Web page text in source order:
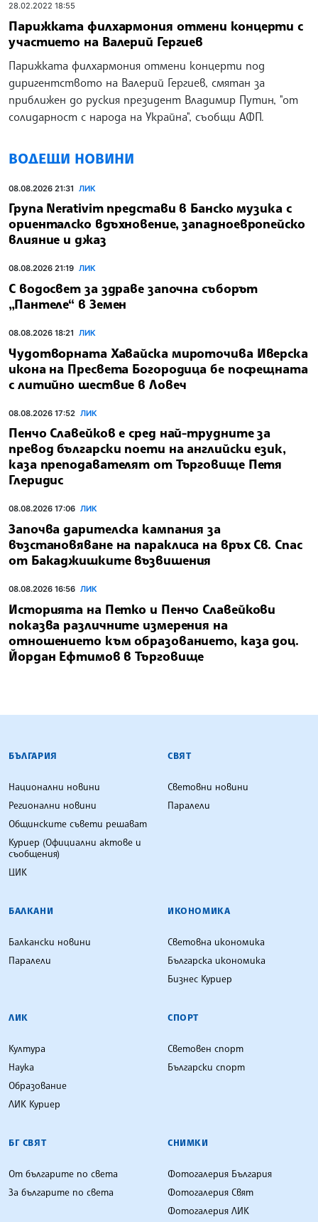
28.02.2022 18:55
Парижката филхармония отмени концерти с
участието на Валерий Гергиев
Парижката филхармония отмени концерти под
диригентството на Валерий Гергиев, смятан за
приближен до руския президент Владимир Путин, "от
солидарност с народа на Украйна", съобщи АФП.
ВОДЕЩИ НОВИНИ
08.08.2026 21:31 ЛИК
Група Nerativim представи в Банско музика с
ориенталско вдъхновение, западноевропейско
влияние и джаз
08.08.2026 21:19 ЛИК
С водосвет за здраве започна съборът
„Пантеле“ в Земен
08.08.2026 18:21 ЛИК
Чудотворната Хавайска мироточива Иверска
икона на Пресвета Богородица бе посрещната
с литийно шествие в Ловеч
08.08.2026 17:52 ЛИК
Пенчо Славейков е сред най-трудните за
превод български поети на английски език,
каза преподавателят от Търговище Петя
Глеридис
08.08.2026 17:06 ЛИК
Започва дарителска кампания за
възстановяване на параклиса на връх Св. Спас
от Бакаджишките възвишения
08.08.2026 16:56 ЛИК
Историята на Петко и Пенчо Славейкови
показва различните измерения на
отношението към образованието, каза доц.
Йордан Ефтимов в Търговище
БЪЛГАРСКА ТЕЛЕГРАФНА АГЕНЦИЯ
БЪЛГАРИЯ
Национални новини
Регионални новини
Общинските съвети решават
Куриер (Официални актове и
съобщения)
ЦИК
СВЯТ
Световни новини
Паралели
БАЛКАНИ
Балкански новини
Паралели
ИКОНОМИКА
Световна икономика
Българска икономика
Бизнес Куриер
ЛИК
Култура
Наука
Образование
ЛИК Куриер
СПОРТ
Световен спорт
Български спорт
БГ СВЯТ
От българите по света
За българите по света
СНИМКИ
Фотогалерия България
Фотогалерия Свят
Фотогалерия ЛИК